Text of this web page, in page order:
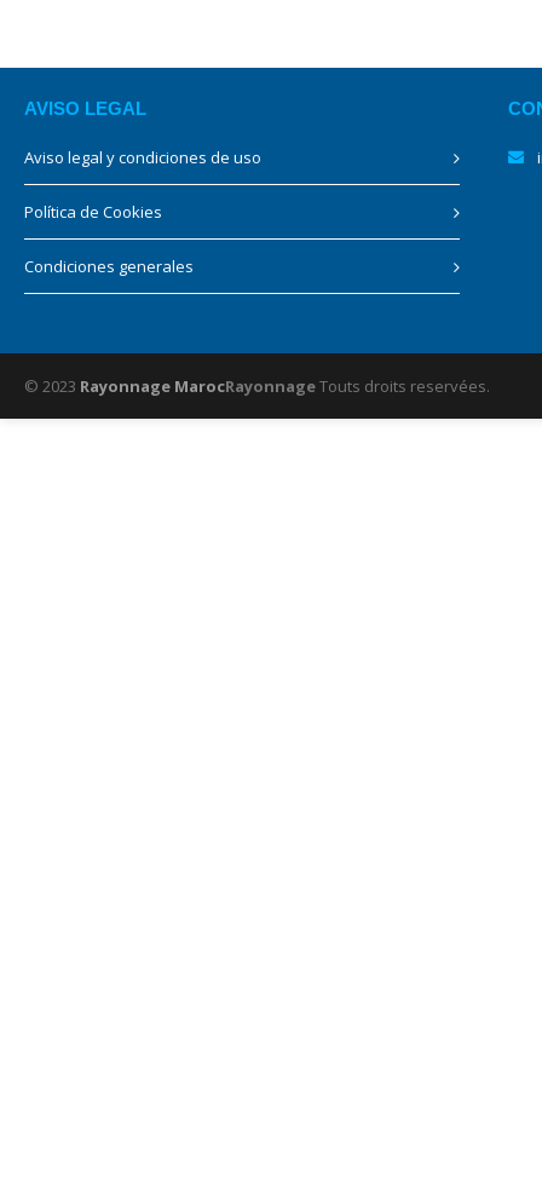
AVISO LEGAL
Aviso legal y condiciones de uso
Política de Cookies
Condiciones generales
© 2023 Rayonnage MarocRayonnageTouts droits reservées.